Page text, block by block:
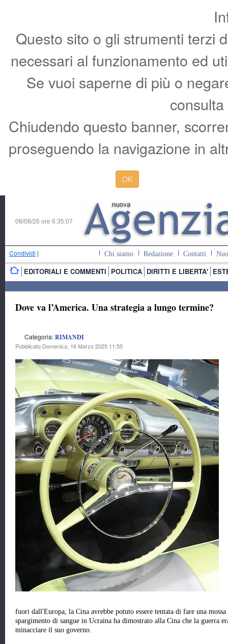
Questo sito o gli strumenti terzi
necessari al funzionamento ed
Se vuoi saperne di più o
Chiudendo questo banner,
proseguendo la navigazione in
OK
08/08/26 ore 6:35:08
Condividi | Chi siamo Redazione Contatti
EDITORIALI E COMMENTI POLITICA DIRITTI E LIBERTA'
Dove va l’America. Una strategia a lungo termine?
Categoria:RIMANDI
Pubblicato Domenica, 16 Marzo 2025 11:55
fuori dall'Europa, la Cina avrebbe potuto essere tentata di fare una
spargimento di sangue in Ucraina ha dimostrato alla Cina che la guerra
minacciare il suo governo.